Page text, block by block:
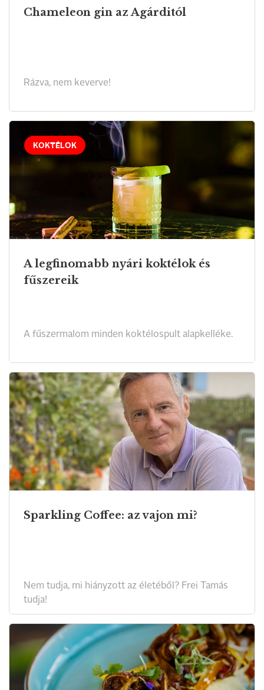
Chameleon gin az Agárditól
Rázva, nem keverve!
KOKTÉLOK
A legfinomabb nyári koktélok és
fűszereik
A fűszermalom minden koktélospult alapkelléke.
Sparkling Coffee: az vajon mi?
Nem tudja, mi hiányzott az életéből? Frei Tamás
tudja!